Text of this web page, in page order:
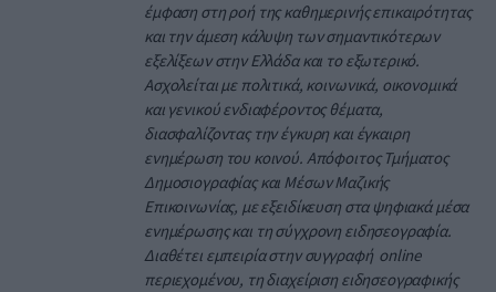
έμφαση στη ροή της καθημερινής επικαιρότητας
και την άμεση κάλυψη των σημαντικότερων
εξελίξεων στην Ελλάδα και το εξωτερικό.
Ασχολείται με πολιτικά, κοινωνικά, οικονομικά
και γενικού ενδιαφέροντος θέματα,
διασφαλίζοντας την έγκυρη και έγκαιρη
ενημέρωση του κοινού. Απόφοιτος Τμήματος
Δημοσιογραφίας και Μέσων Μαζικής
Επικοινωνίας, με εξειδίκευση στα ψηφιακά μέσα
ενημέρωσης και τη σύγχρονη ειδησεογραφία.
Διαθέτει εμπειρία στην συγγραφή online
περιεχομένου, τη διαχείριση ειδησεογραφικής